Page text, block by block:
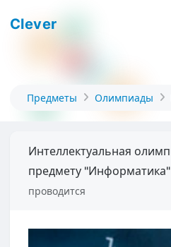
Clever
Предметы Олимпиады
Интеллектуальная
предмету
проводится